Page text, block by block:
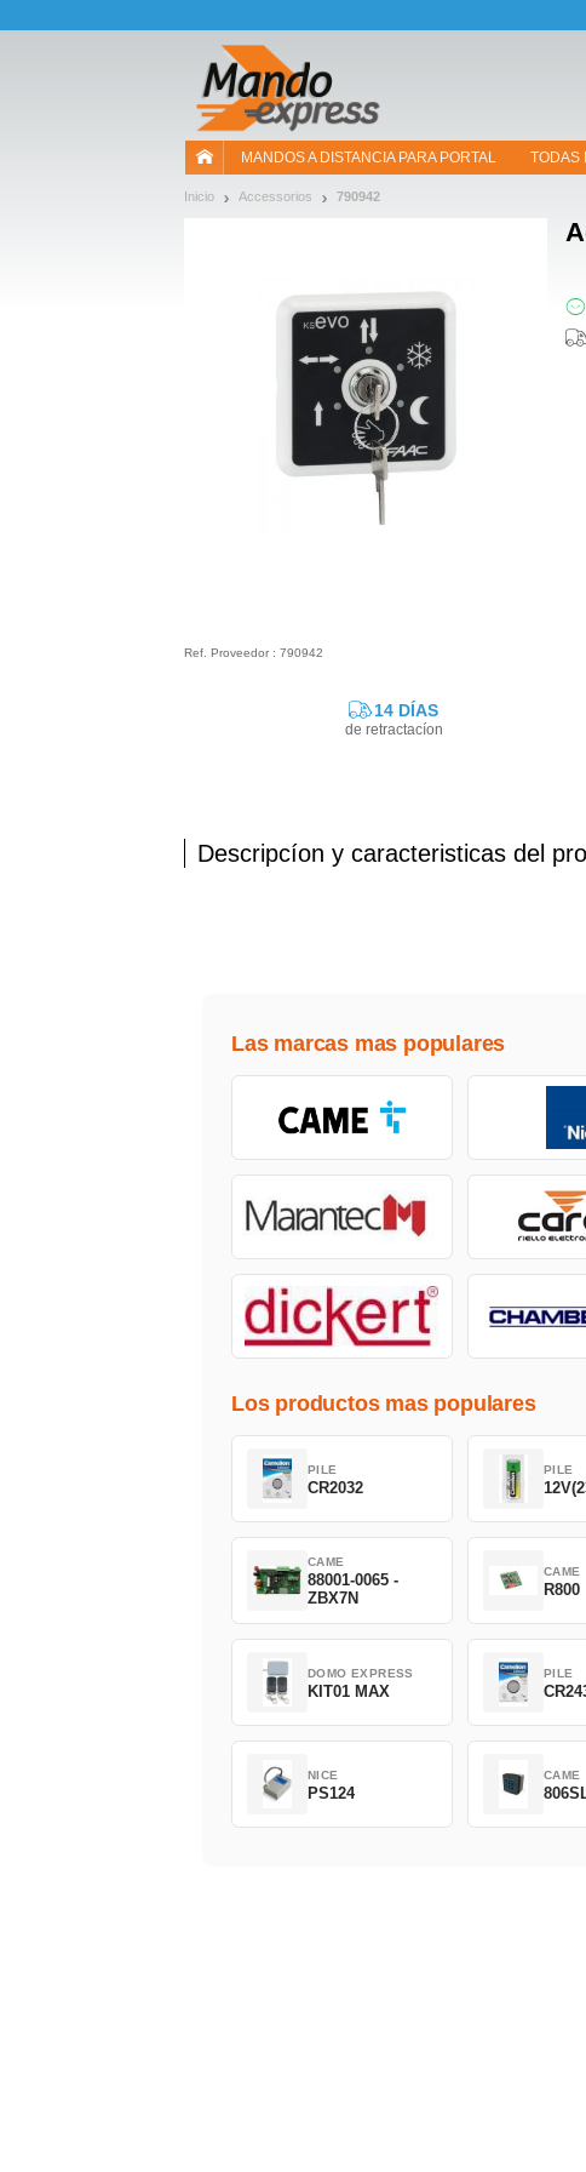
MANDOS A DISTANCIA PARA PORTAL TODAS
Inicio Accessorios 790942
Ref. Proveedor : 790942
14 DÍAS
de retractacíon
Descripcíon y caracteristicas del
Las marcas mas populares
Los productos mas populares
PILE
CR2032
PILE
CAME
88001-0065 -
ZBX7N
CAME
R800
DOMO EXPRESS
KIT01 MAX
PILE
NICE
PS124
CAME